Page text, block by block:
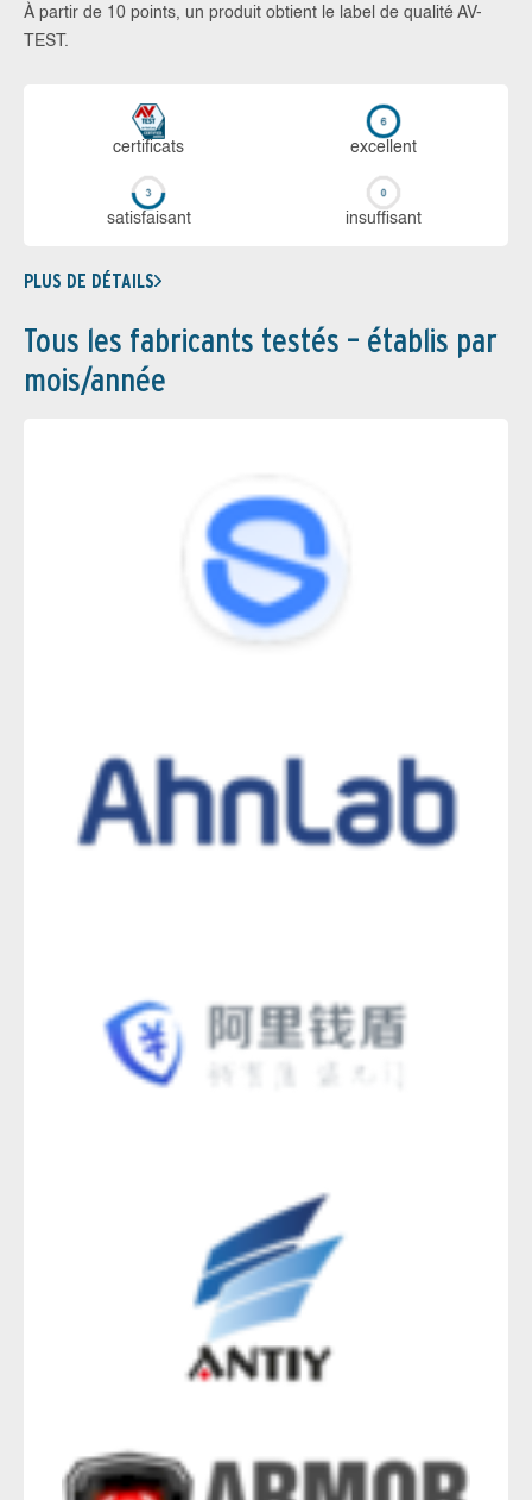
À partir de 10 points, un produit obtient le label de qualité AV-
TEST.
certi­ficats ex­cellent
sa­tis­fai­sant in­suf­fi­sant
PLUS DE DÉTAILS
Tous les fabricants testés – établis par
mois/année